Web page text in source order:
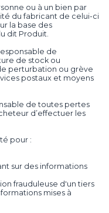
ou à un bien par
du fabricant de celui-ci
la base des
dit Produit.
de
de stock ou
perturbation ou grève
postaux et moyens
de toutes pertes
d’effectuer les
pour :
sur des informations
frauduleuse d'un tiers
mises à